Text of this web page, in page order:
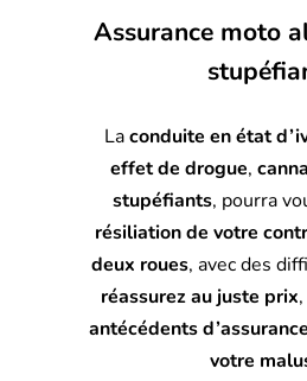
Assurance moto
Laconduite en état
effet de drogue,
stupéfiants, pourra
résiliation de votre
deux roues, avec des
réassurez au juste prix
antécédents
votre